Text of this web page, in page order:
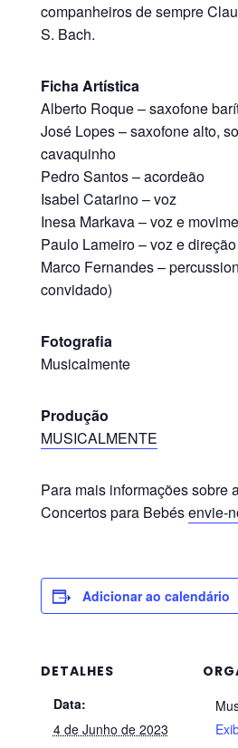
companheiros de sempre
S. Bach.
Ficha Artística
Alberto Roque – saxofone
José Lopes – saxofone alto,
cavaquinho
Pedro Santos – acordeão
Isabel Catarino – voz
Inesa Markava – voz e
Paulo Lameiro – voz e direção
Marco Fernandes –
convidado)
Fotografia
Musicalmente
Produção
MUSICALMENTE
Para mais informações sobre
Concertos para Bebésenvie-
Adicionar ao calendário
DETALHES
Data:
4 de Junho de 2023